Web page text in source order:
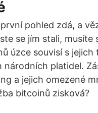
pohled zdá, a
se jím stali, musíte
úzce souvisí s jejich
platidel.
a jejich omezené
bitcoinů zisková?